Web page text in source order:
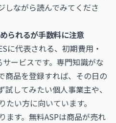
しながら読んでみてくださ
られるが手数料に注意
に代表される、初期費用・
ービスです。専門知識がな
商品を登録すれば、その日の
してみたい個人事業主や、
い方に向いています。
ます。無料ASPは商品が売れ